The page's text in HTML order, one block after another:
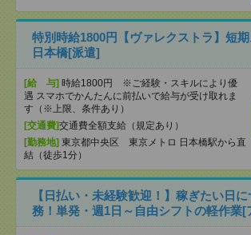
特別時給1800円【ヴァレクストラ】短
日本橋[派遣]
[給 与] 時給1800円 ※ご経験・スキルにより優
遇 スマホでかんたんに前払いで給与が受け取れま
す（※上限、条件あり）
[交通費]交通費全額支給（規定あり）
[勤務地] 東京都中央区 東京メトロ 日本橋駅から直
結（徒歩1分）
【日払い・未経験歓迎！】稼ぎたい日
務！単発・週1日～自由シフトの軽作業[